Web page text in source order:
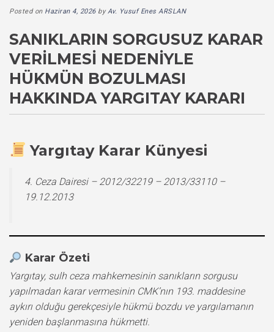
Posted on Haziran 4, 2026byAv. Yusuf Enes ARSLAN
SANIKLARIN SORGUSUZ KARAR
VERILMESI NEDENIYLE
HÜKMÜN BOZULMASI
HAKKINDA YARGITAY KARARI
Yargıtay Karar Künyesi
4. Ceza Dairesi – 2012/32219 – 2013/33110 –
19.12.2013
Karar Özeti
Yargıtay, sulh ceza mahkemesinin sanıkların sorgusu
yapılmadan karar vermesinin CMK’nın 193. maddesine
aykırı olduğu gerekçesiyle hükmü bozdu ve yargılamanın
yeniden başlanmasına hükmetti.